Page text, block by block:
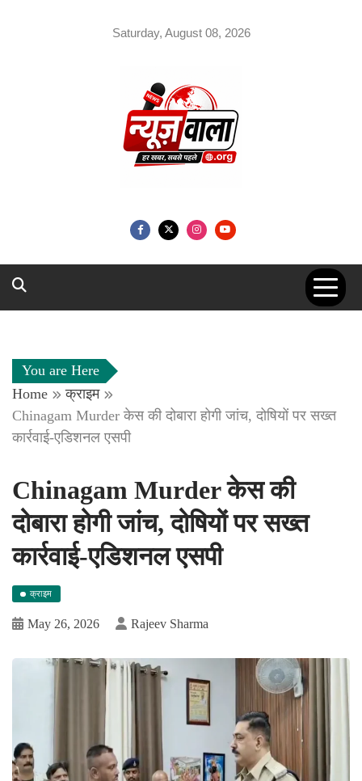
Saturday, August 08, 2026
You are Here
Home
क्राइम
Chinagam Murder केस की दोबारा होगी जांच, दोषियों पर सख्त
कार्रवाई-एडिशनल एसपी
Chinagam Murder केस की
दोबारा होगी जांच, दोषियों पर सख्त
कार्रवाई-एडिशनल एसपी
क्राइम
May 26, 2026 Rajeev Sharma